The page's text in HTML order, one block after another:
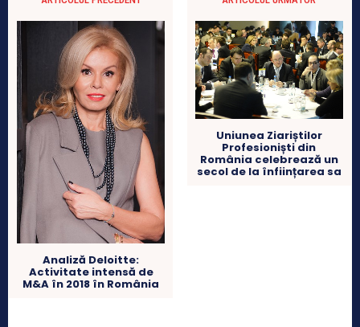
Analiză Deloitte:
Activitate intensă de
M&A în 2018 în România
Uniunea Ziariștilor
Profesioniști din
România celebrează un
secol de la înființarea sa